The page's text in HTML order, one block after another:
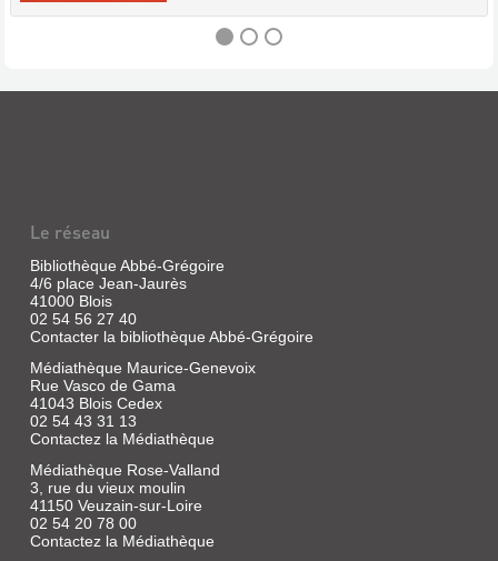
der
Sophie
Ed.
Etre,
2000
(Boîtazoutils)
Une
analyse
de
l'oeuvre
des
grands
créateurs
de
la
Le réseau
Bibliothèque Abbé-Grégoire
4/6 place Jean-Jaurès
41000 Blois
02 54 56 27 40
Contacter la bibliothèque Abbé-Grégoire
Médiathèque Maurice-Genevoix
Rue Vasco de Gama
41043 Blois Cedex
02 54 43 31 13
Contactez la Médiathèque
Médiathèque Rose-Valland
3, rue du vieux moulin
41150 Veuzain-sur-Loire
02 54 20 78 00
Contactez la Médiathèque